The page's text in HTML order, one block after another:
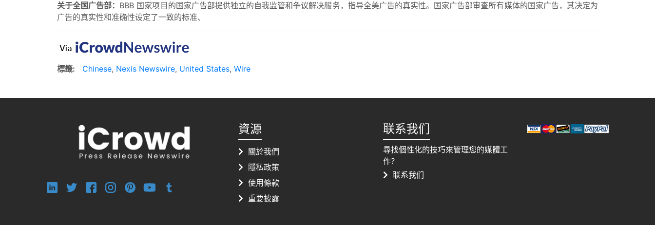
关于全国广告部： BBB 国家项目的国家广告部提供独立的自我监管和争议解决服务，指导全美广告的真实性。国家广告部审查所有媒体的国家广告，其决定为
广告的真实性和准确性设定了一致的标准、
標籤: Chinese, Nexis Newswire, United States, Wire
資源
關於我們
隱私政策
使用條款
重要披露
联系我们
尋找個性化的技巧來管理您的媒體工
作？
联系我们